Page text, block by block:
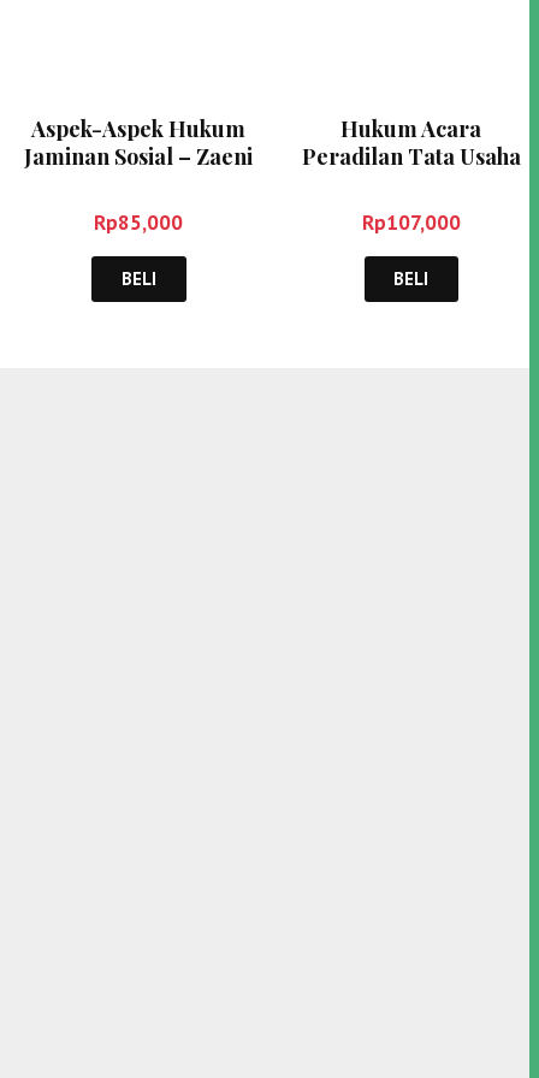
Aspek-Aspek Hukum
Jaminan Sosial – Zaeni
Rp85,000
BELI
Hukum Acara
Peradilan Tata Usaha
Abdullah
Rp107,000
BELI